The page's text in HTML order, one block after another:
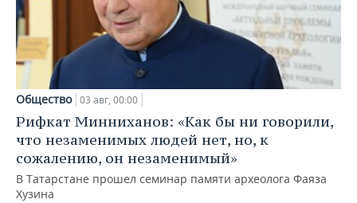
Общество 03 авг, 00:00
Рифкат Минниханов: «Как бы ни говорили,
что незаменимых людей нет, но, к
сожалению, он незаменимый»
В Татарстане прошел семинар памяти археолога Фаяза
Хузина